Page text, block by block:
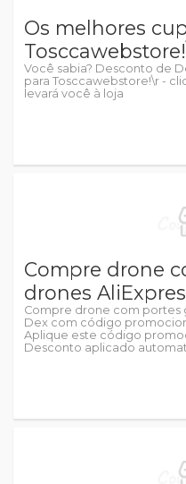
Os melhores
Você sabia? Desconto de
para Tosccawebstore!\r -
levará você à loja
Compre drone
drones
Compre drone com portes
Dex com código
Aplique este código
Desconto aplicado